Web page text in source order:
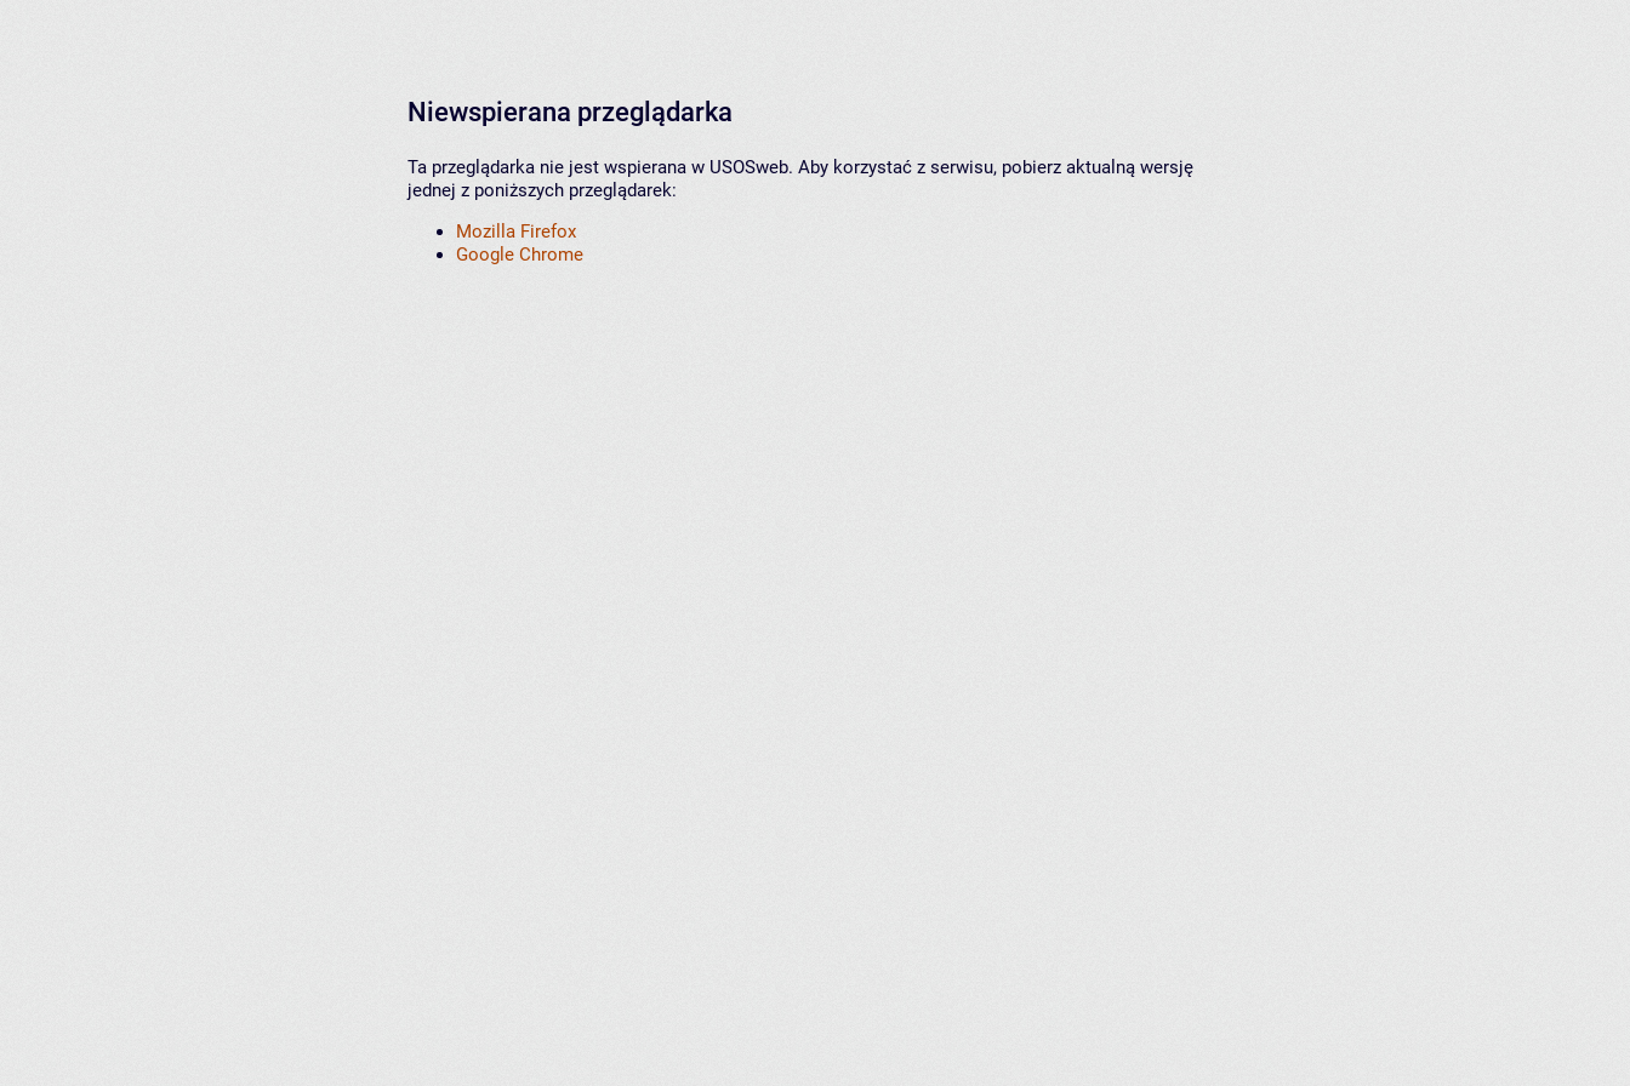
Niewspierana przeglądarka
Ta przeglądarka nie jest wspierana w USOSweb. Aby korzystać z serwisu, pobierz aktualną wersję
jednej z poniższych przeglądarek:
Mozilla Firefox
Google Chrome